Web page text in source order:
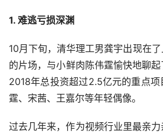
1. 难逃亏损深渊
10月下旬，清华理工男龚宇出现在
的片场，与小鲜肉陈伟霆愉快地聊
2018年总投资超过2.5亿元的重点
霆、宋茜、王嘉尔等年轻偶像。
过去几年来，作为视频行业里最亲